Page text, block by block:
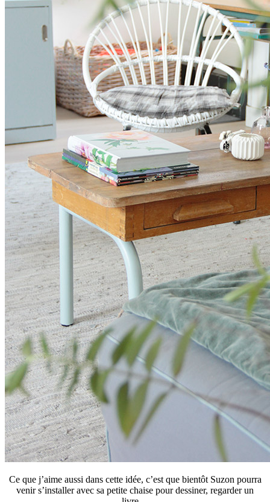
Ce que j’aime aussi dans cette idée, c’est que bientôt Suzon pourra
venir s’installer avec sa petite chaise pour dessiner, regarder un